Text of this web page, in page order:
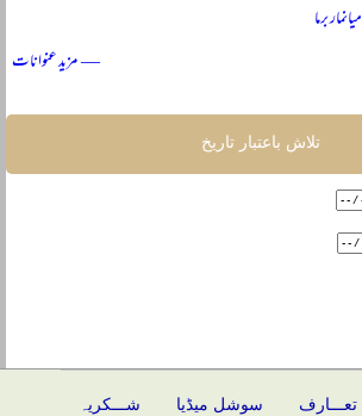
میانمار برما
— مزید عنوانات
تلاش باعتبار تاریخ
تعـــارف سوشل میڈیا شـــکریہ